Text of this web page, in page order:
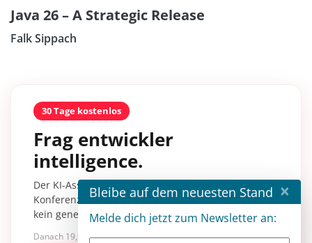
Java 26 – A Strategic Release
Falk Sippach
30 Tage kostenlos
Frag entwickler
intelligence.
Der KI-Assistent mit über 30.000 Inhalten aus
Konferenzsessions, Fachartikeln und Tutorials –
kein generisches KI-Wissen.
Danach 19,90 €/Monat mit entwickler.de BASIC
Bleibe auf dem neuesten Stand ×
Melde dich jetzt zum Newsletter an: